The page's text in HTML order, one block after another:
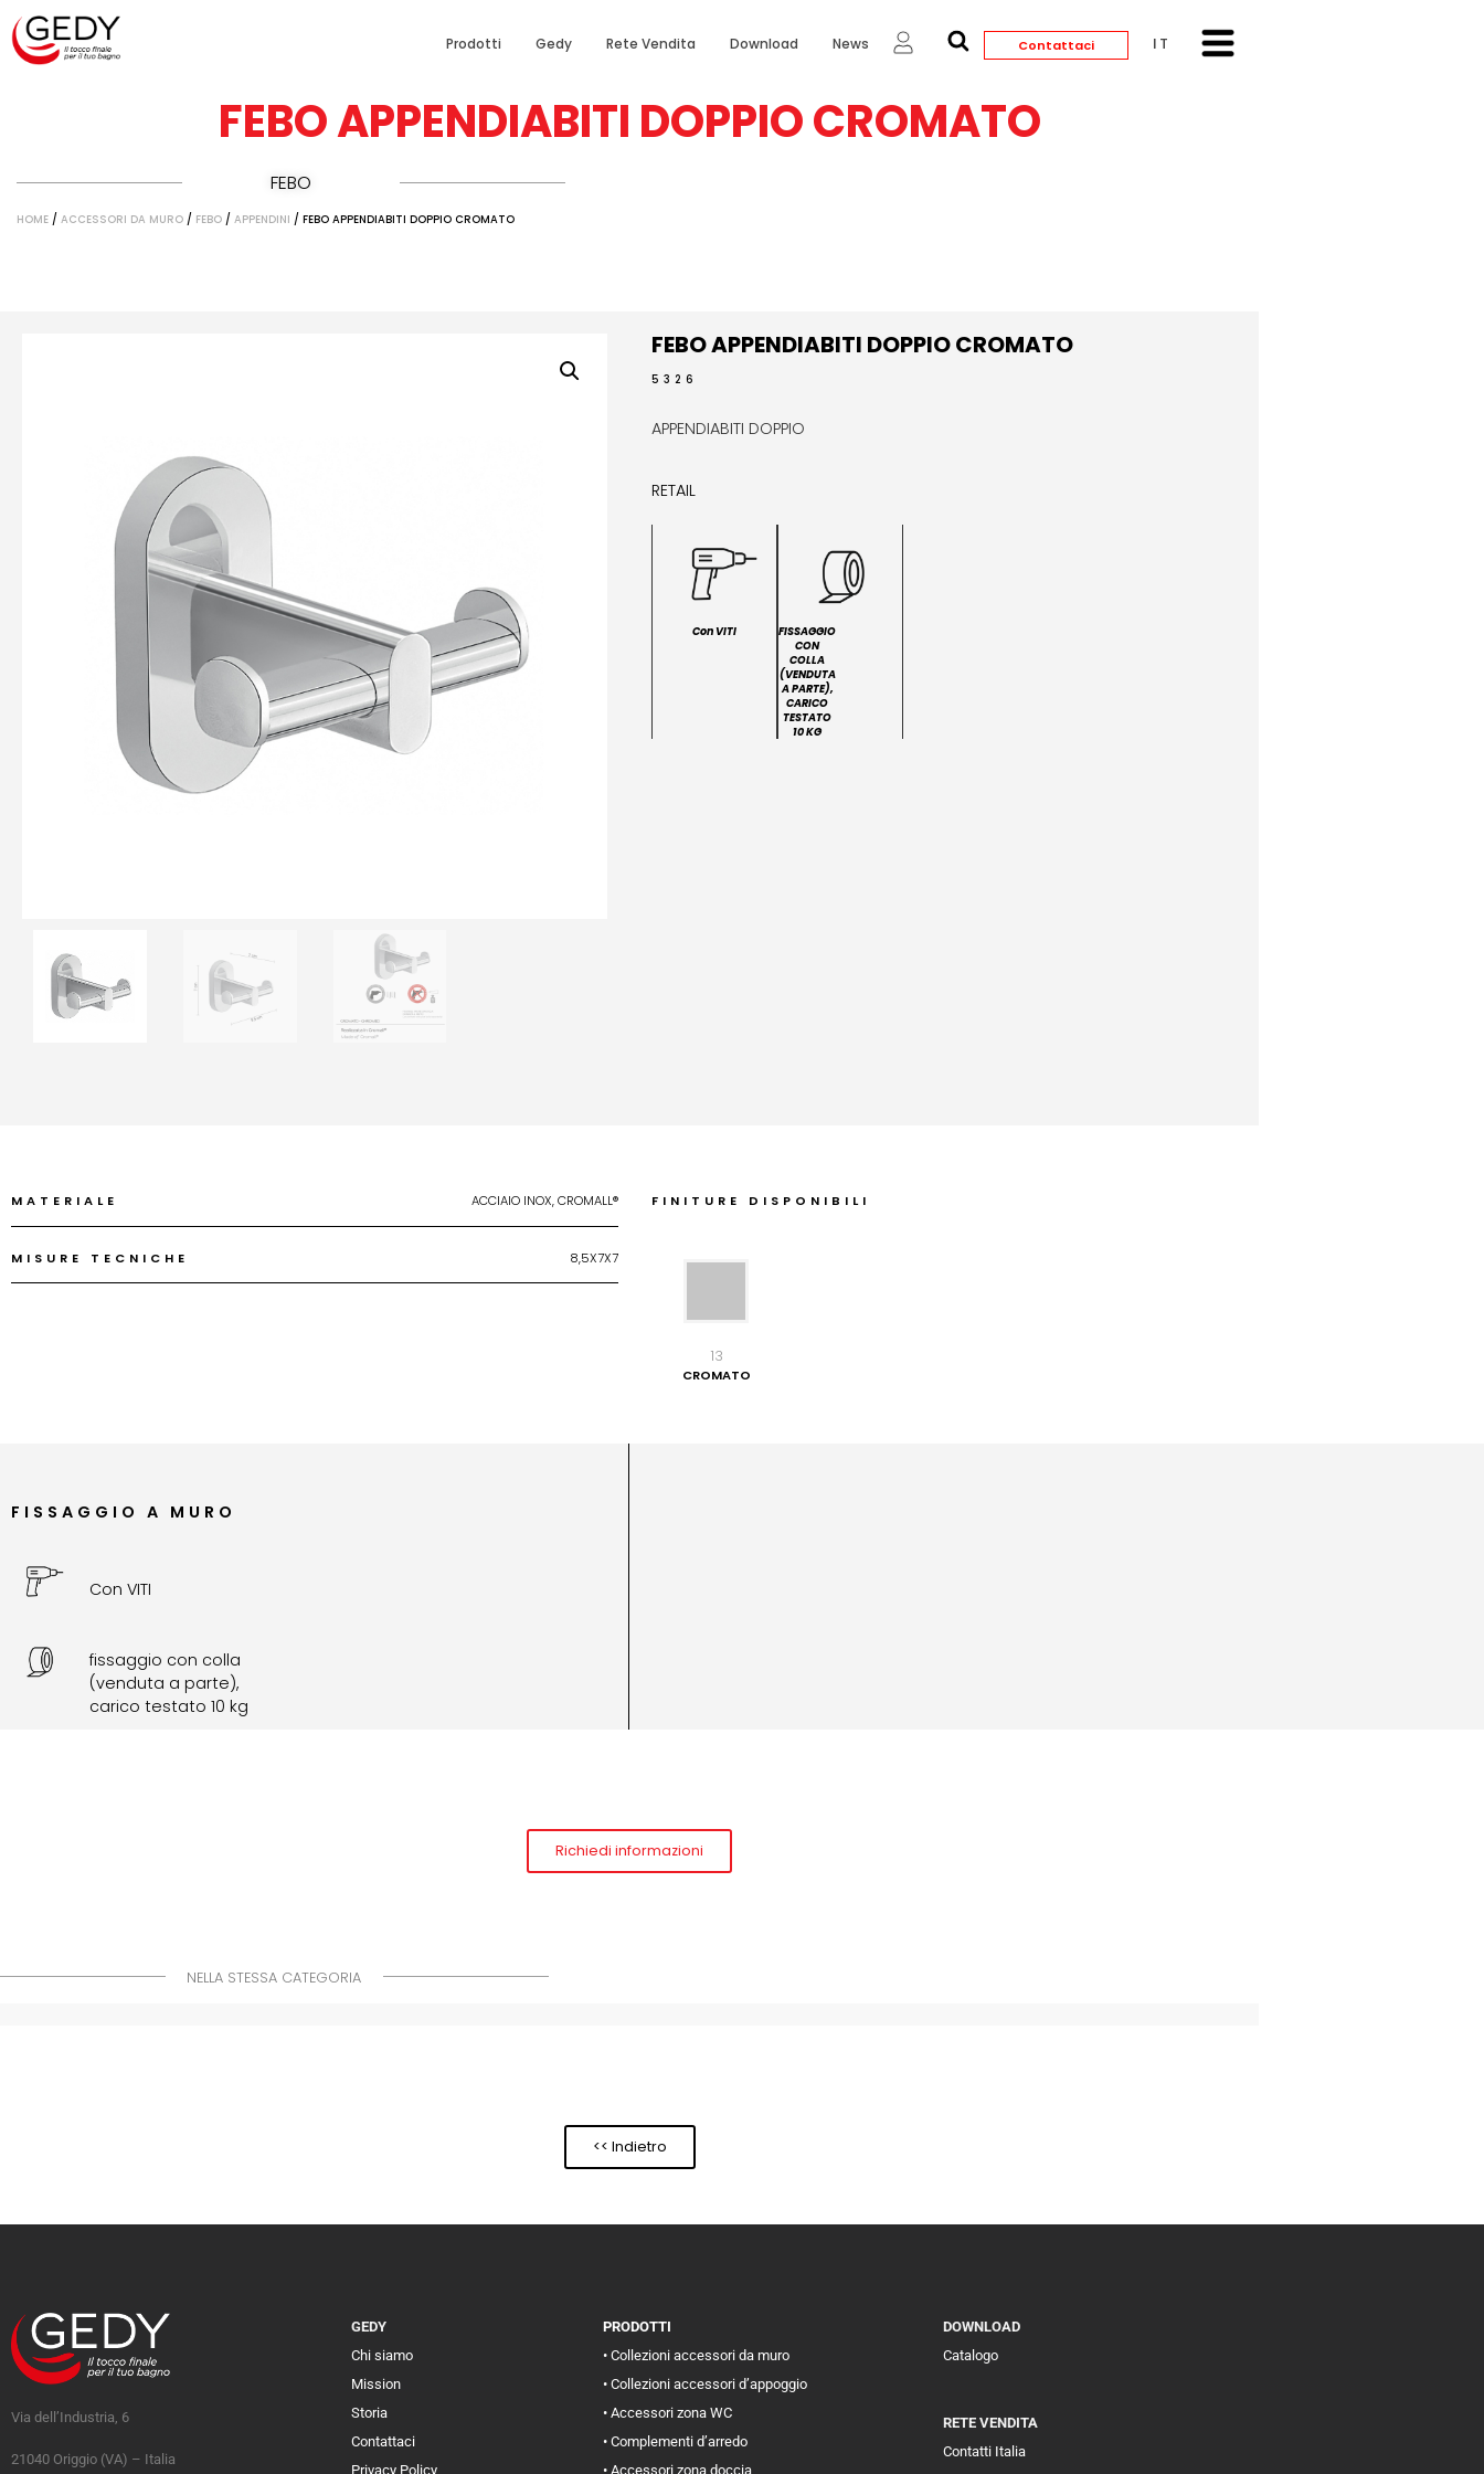
Prodotti Gedy Rete Vendita Download News Contattaci ITALIANO
FEBO APPENDIABITI DOPPIO CROMATO
FEBO
HOME / ACCESSORI DA MURO / FEBO / APPENDINI / FEBO APPENDIABITI DOPPIO CROMATO
FEBO APPENDIABITI DOPPIO CROMATO
5326
APPENDIABITI DOPPIO
RETAIL
Con VITI
FISSAGGIO
CON
COLLA
(VENDUTA
A PARTE),
CARICO
TESTATO
10 KG
MATERIALE ACCIAIO INOX, CROMALL®
MISURE TECNICHE 8,5X7X7
FINITURE DISPONIBILI
13
CROMATO
FISSAGGIO A MURO
Con VITI
fissaggio con colla
(venduta a parte),
carico testato 10 kg
Richiedi informazioni
NELLA STESSA CATEGORIA
<< Indietro
Via dell’Industria, 6
21040 Origgio (VA) – Italia
GEDY
Chi siamo
Mission
Storia
Contattaci
Privacy Policy
PRODOTTI
• Collezioni accessori da muro
• Collezioni accessori d’appoggio
• Accessori zona WC
• Complementi d’arredo
• Accessori zona doccia
DOWNLOAD
Catalogo
RETE VENDITA
Contatti Italia